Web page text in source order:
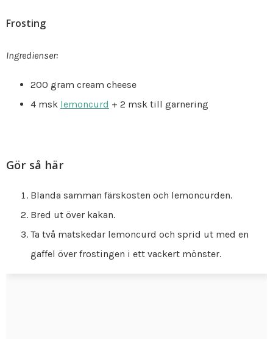
Frosting
Ingredienser:
200 gram cream cheese
4 msk lemoncurd + 2 msk till garnering
Gör så här
Blanda samman färskosten och lemoncurden.
Bred ut över kakan.
Ta två matskedar lemoncurd och sprid ut med en
gaffel över frostingen i ett vackert mönster.